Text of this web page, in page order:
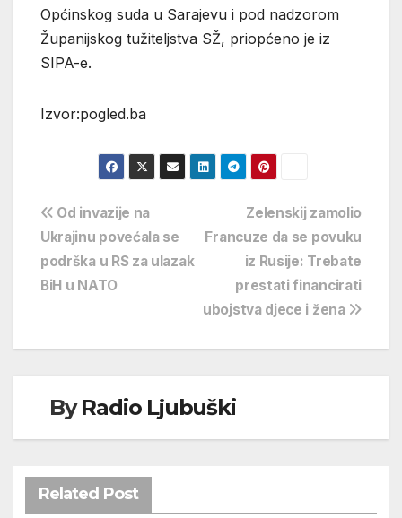
Općinskog suda u Sarajevu i pod nadzorom
Županijskog tužiteljstva SŽ, priopćeno je iz
SIPA-e.
Izvor:pogled.ba
Navigacija
objava
Zelenskij zamolio
Francuze da se povuku
iz Rusije: Trebate
prestati financirati
ubojstva djece i žena
Od invazije na
Ukrajinu povećala se
podrška u RS za ulazak
BiH u NATO
ByRadio Ljubuški
Related Post